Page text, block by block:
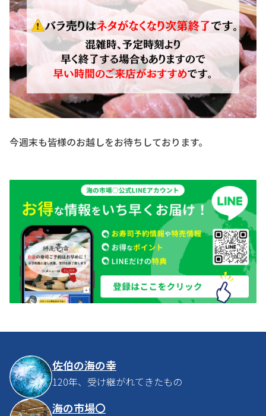
今週末も皆様のお越しをお待ちしております。
佐伯の海の幸
120年、受け継がれてきたもの
海の市場〇